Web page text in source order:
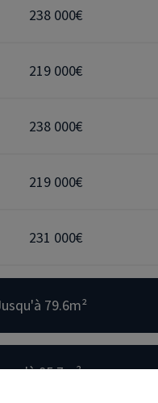
238 000€
219 000€
238 000€
219 000€
231 000€
79.6m²
85.7m²